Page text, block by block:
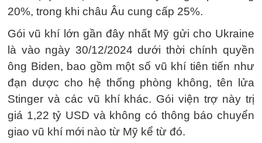
20%, trong khi châu Âu cung cấp 25%.
Gói vũ khí lớn gần đây nhất Mỹ gửi cho Ukraine
là vào ngày 30/12/2024 dưới thời chính quyền
ông Biden, bao gồm một số vũ khí tiên tiến như
đạn dược cho hệ thống phòng không, tên lửa
Stinger và các vũ khí khác. Gói viện trợ này trị
giá 1,22 tỷ USD và không có thông báo chuyển
giao vũ khí mới nào từ Mỹ kể từ đó.